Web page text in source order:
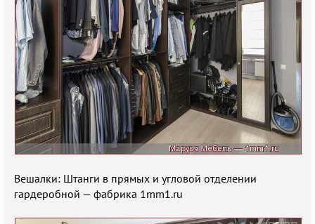
Вешалки: Штанги в прямых и угловой отделении
гардеробной — фабрика 1mm1.ru